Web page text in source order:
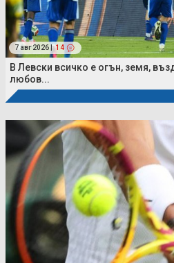
7 авг 2026 | 14
В Левски всичко е огън, земя,
любов...